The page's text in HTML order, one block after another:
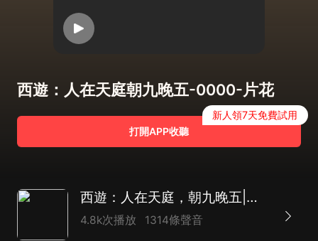
西遊：人在天庭朝九晚五-0000-片花
打開APP收聽
新人領7天免費試用
西遊：人在天庭，朝九晚五|爆笑|打工神|雙人播
4.8k次播放 1314條聲音